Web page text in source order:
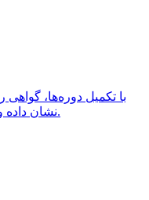
با تکمیل دوره‌ها،
نشان داده و اعتبار پورتفولیوی خود را افزایش دهید.